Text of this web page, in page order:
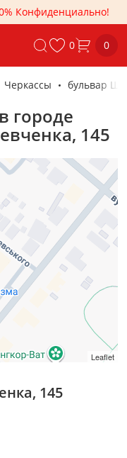
Конфиденциально!
0 0
Черкассы бульвар
городе
145
145
Leaflet